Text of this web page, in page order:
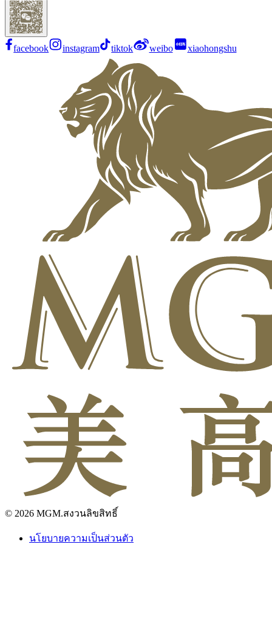
facebook instagram tiktok weibo xiaohongshu
© 2026 MGM.สงวนลิขสิทธิ์
นโยบายความเป็นส่วนตัว